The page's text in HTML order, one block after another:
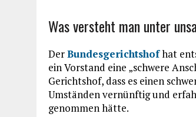
Was versteht man unter
DerBundesgerichtshofhat
ein Vorstand eine „schwere
Gerichtshof, dass es einen
Umständen vernünftig und
genommen hätte.